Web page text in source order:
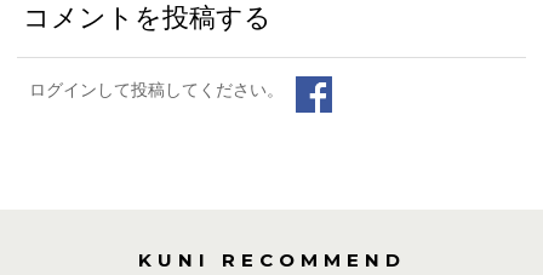
コメントを投稿する
ログインして投稿してください。
KUNI RECOMMEND